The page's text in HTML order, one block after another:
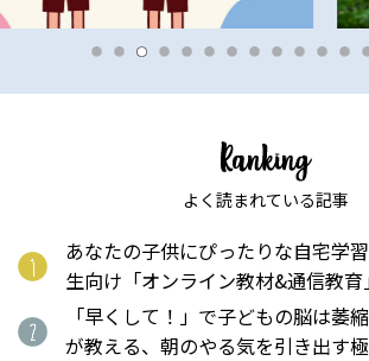
よく読まれている記事
あなたの子供にぴったりな自宅学
生向け「オンライン教材&通信教
「早くして！」で子どもの脳は萎
が教える、朝のやる気を引き出す